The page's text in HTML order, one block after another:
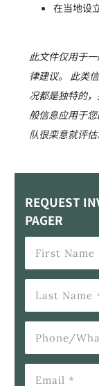
在当地设
此文件仅用于
律建议。 此类
况都是独特的
般信息应用于
队很栾意就评估
REQUEST
PAGER